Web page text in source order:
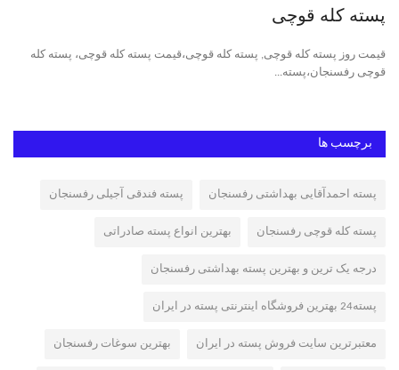
پسته کله قوچی
قیمت روز پسته کله قوچی, پسته کله قوچی،قیمت پسته کله قوچی، پسته کله
قوچی رفسنجان،پسته...
برچسب ها
پسته احمدآقایی بهداشتی رفسنجان پسته فندقی آجیلی رفسنجان
پسته کله قوچی رفسنجان بهترین انواع پسته صادراتی
درجه یک ترین و بهترین پسته بهداشتی رفسنجان
پسته24 بهترین فروشگاه اینترنتی پسته در ایران
معتبرترین سایت فروش پسته در ایران بهترین سوغات رفسنجان